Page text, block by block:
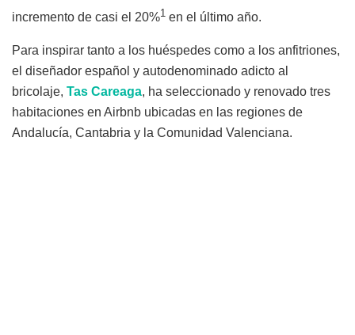
incremento de casi el 20%1 en el último año.
Para inspirar tanto a los huéspedes como a los anfitriones,
el diseñador español y autodenominado adicto al
bricolaje, Tas Careaga, ha seleccionado y renovado tres
habitaciones en Airbnb ubicadas en las regiones de
Andalucía, Cantabria y la Comunidad Valenciana.